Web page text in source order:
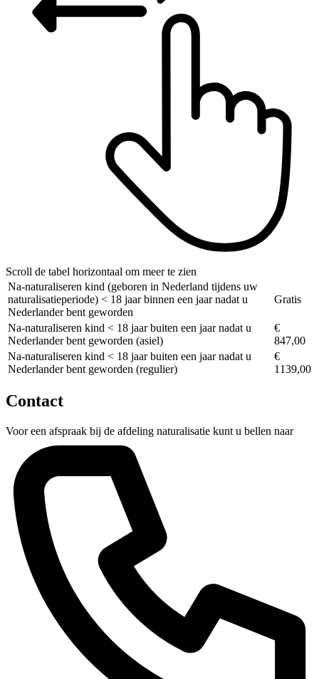
Scroll de tabel horizontaal om meer te zien
Na-naturaliseren kind (geboren in Nederland tijdens uw
naturalisatieperiode) < 18 jaar binnen een jaar nadat u
Nederlander bent geworden
Gratis
Na-naturaliseren kind < 18 jaar buiten een jaar nadat u
Nederlander bent geworden (asiel)
€
847,00
Na-naturaliseren kind < 18 jaar buiten een jaar nadat u
Nederlander bent geworden (regulier)
€
1139,00
Contact
Voor een afspraak bij de afdeling naturalisatie kunt u bellen naar